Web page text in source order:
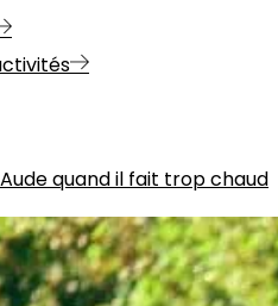
quand il fait trop chaud